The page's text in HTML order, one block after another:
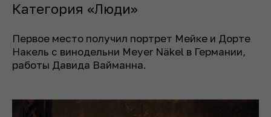
Категория «Люди»
Первое место получил портрет Мейке и Дорте
Накель с винодельни Meyer Näkel в Германии,
работы Давида Вайманна.